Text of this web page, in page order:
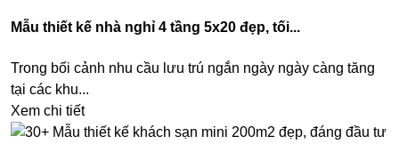
Mẫu thiết kế nhà nghỉ 4 tầng 5x20 đẹp, tối...
Trong bối cảnh nhu cầu lưu trú ngắn ngày ngày càng tăng
tại các khu...
Xem chi tiết